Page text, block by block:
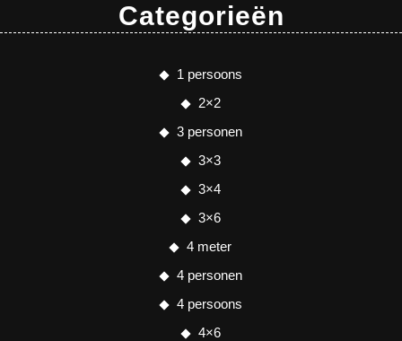
Categorieën
1 persoons
2×2
3 personen
3×3
3×4
3×6
4 meter
4 personen
4 persoons
4×6